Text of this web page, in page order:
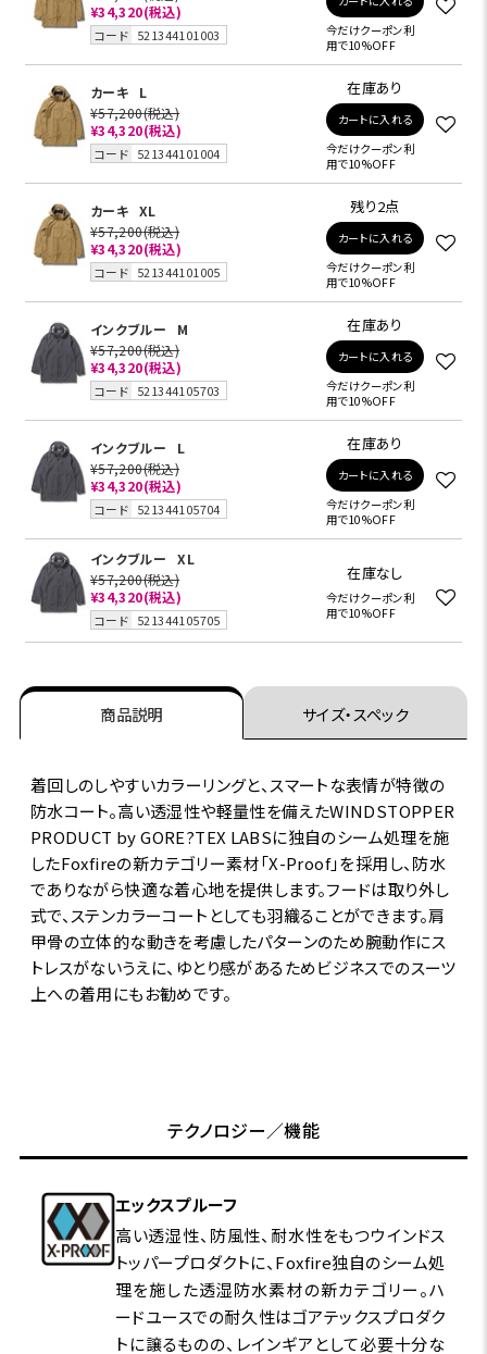
¥34,320(税込)
コード 521344101003
今だけクーポン利
用で10%OFF
カーキ
L
¥57,200(税込)
¥34,320(税込)
コード 521344101004
在庫あり
カートに入れる
今だけクーポン利
用で10%OFF
カーキ XL
¥57,200(税込)
¥34,320(税込)
コード 521344101005
残り2点
カートに入れる
今だけクーポン利
用で10%OFF
インクブルー
M
¥57,200(税込)
¥34,320(税込)
コード 521344105703
在庫あり
カートに入れる
今だけクーポン利
用で10%OFF
インクブルー
L
¥57,200(税込)
¥34,320(税込)
コード 521344105704
在庫あり
カートに入れる
今だけクーポン利
用で10%OFF
インクブルー
XL
¥57,200(税込)
¥34,320(税込)
コード 521344105705
在庫なし
今だけクーポン利
用で10%OFF
商品説明 サイズ・スペック
着回しのしやすいカラーリングと、スマートな表情が特徴の
防水コート。高い透湿性や軽量性を備えたWINDSTOPPER
PRODUCT by GORE?TEX LABSに独自のシーム処理を施
したFoxfireの新カテゴリー素材「X-Proof」を採用し、防水
でありながら快適な着心地を提供します。フードは取り外し
式で、ステンカラーコートとしても羽織ることができます。肩
甲骨の立体的な動きを考慮したパターンのため腕動作にス
トレスがないうえに、ゆとり感があるためビジネスでのスーツ
上への着用にもお勧めです。
テクノロジー／機能
エックスプルーフ
高い透湿性、防風性、耐水性をもつウインドス
トッパープロダクトに、Foxfire独自のシーム処
理を施した透湿防水素材の新カテゴリー。ハ
ードユースでの耐久性はゴアテックスプロダク
トに譲るものの、レインギアとして必要十分な